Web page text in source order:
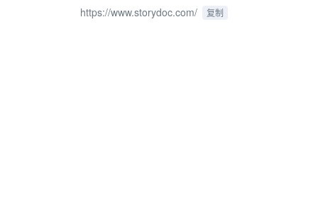
https://www.storydoc.com/ 复制